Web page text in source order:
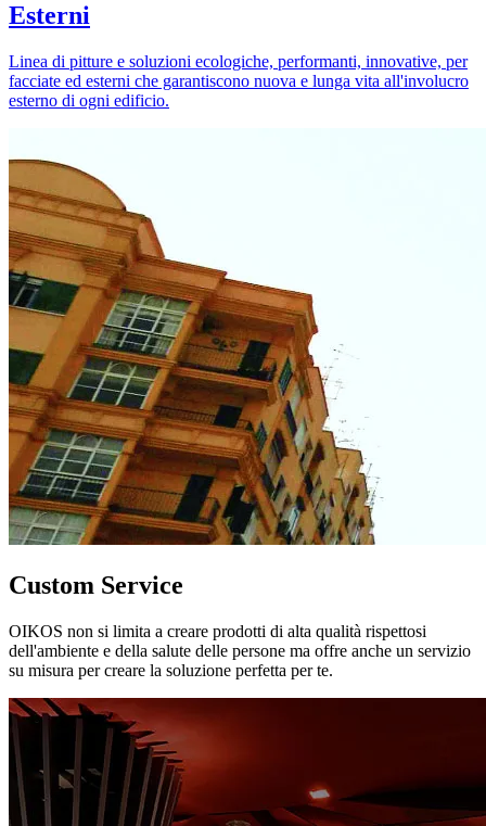
Esterni
Linea di pitture e soluzioni ecologiche, performanti, innovative, per
facciate ed esterni che garantiscono nuova e lunga vita all'involucro
esterno di ogni edificio.
Custom Service
OIKOS non si limita a creare prodotti di alta qualità rispettosi
dell'ambiente e della salute delle persone ma offre anche un servizio
su misura per creare la soluzione perfetta per te.